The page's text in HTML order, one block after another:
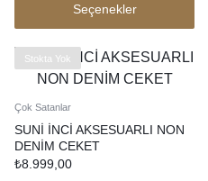
Seçenekler
Stokta Yok
Çok Satanlar
SUNİ İNCİ AKSESUARLI NON
DENİM CEKET
₺8.999,00